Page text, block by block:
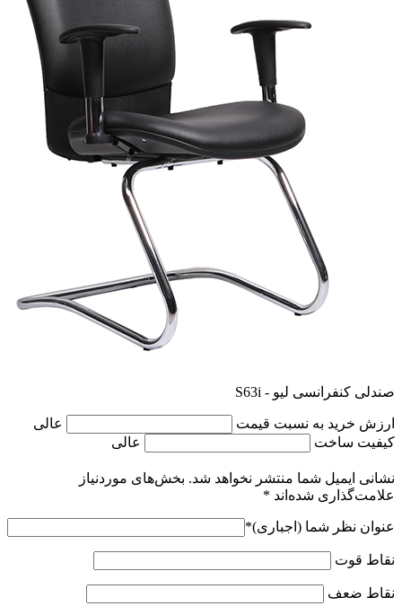
صندلی کنفرانسی لیو - S63i
ارزش خرید به نسبت قیمت
عالی
کیفیت ساخت
عالی
نشانی ایمیل شما منتشر نخواهد شد. بخش‌های موردنیاز
علامت‌گذاری شده‌اند *
عنوان نظر شما (اجباری)*
نقاط قوت
نقاط ضعف